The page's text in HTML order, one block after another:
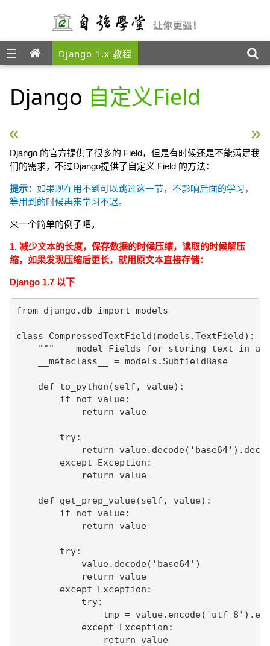
☰ Django 1.x 教程
Django 自定义Field
« Django QuerySet 进阶 Django 数据表更改 »
Django 的官方提供了很多的 Field，但是有时候还是不能满足我
们的需求，不过Django提供了自定义 Field 的方法：
提示： 如果现在用不到可以跳过这一节，不影响后面的学习，
等用到的时候再来学习不迟。
来一个简单的例子吧。
1. 减少文本的长度，保存数据的时候压缩，读取的时候解压
缩，如果发现压缩后更长，就用原文本直接存储：
Django 1.7 以下
from django.db import models
class CompressedTextField(models.TextField):
"""    model Fields for storing text in a
__metaclass__ = models.SubfieldBase
def to_python(self, value):
if not value:
return value
try:
return
except Exception:
return value
def get_prep_value(self, value):
if not value:
return value
try:
value.decode('base64')
return value
except Exception:
try:
tmp = value.encode('utf-
except Exception:
return value